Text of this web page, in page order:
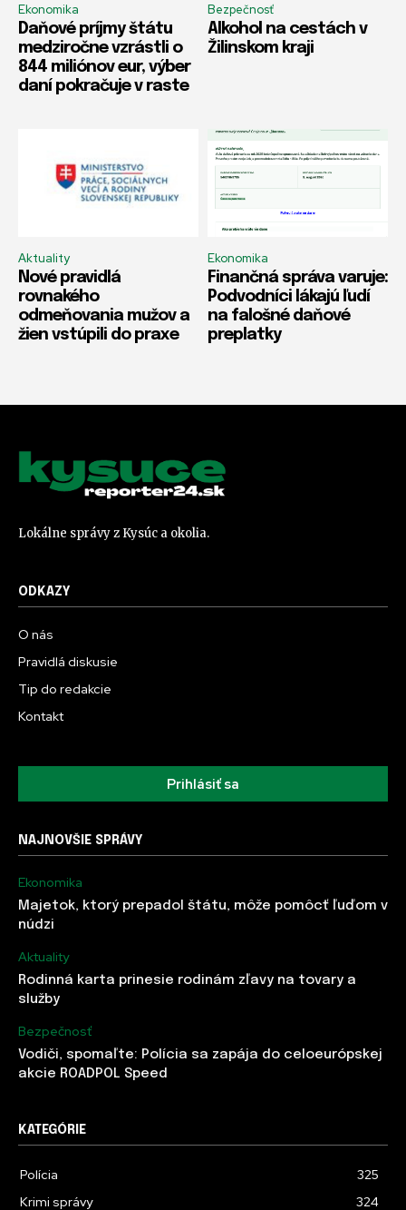
Ekonomika
Daňové príjmy štátu
medziročne vzrástli o
844 miliónov eur, výber
daní pokračuje v raste
Bezpečnosť
Alkohol na cestách v
Žilinskom kraji
Aktuality
Nové pravidlá
rovnakého
odmeňovania mužov a
žien vstúpili do praxe
Ekonomika
Finančná správa varuje:
Podvodníci lákajú ľudí
na falošné daňové
preplatky
Lokálne správy z Kysúc a okolia.
ODKAZY
O nás
Pravidlá diskusie
Tip do redakcie
Kontakt
Prihlásiť sa
NAJNOVŠIE SPRÁVY
Ekonomika
Majetok, ktorý prepadol štátu, môže pomôcť ľuďom v
núdzi
Aktuality
Rodinná karta prinesie rodinám zľavy na tovary a
služby
Bezpečnosť
Vodiči, spomaľte: Polícia sa zapája do celoeurópskej
akcie ROADPOL Speed
KATEGÓRIE
Polícia
325
Krimi správy
324